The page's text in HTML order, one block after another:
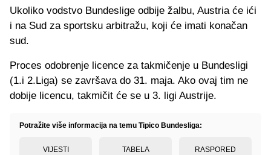
Ukoliko vodstvo Bundeslige odbije žalbu, Austria će ići
i na Sud za sportsku arbitražu, koji će imati konačan
sud.
Proces odobrenje licence za takmičenje u Bundesligi
(1.i 2.Liga) se završava do 31. maja. Ako ovaj tim ne
dobije licencu, takmičit će se u 3. ligi Austrije.
Potražite više informacija na temu Tipico Bundesliga:
VIJESTI TABELA RASPORED